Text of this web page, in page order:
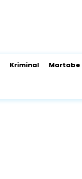
Kriminal Martabe